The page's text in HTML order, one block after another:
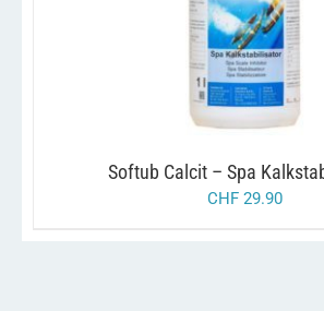
IN DEN WARENKORB /
Softub Calcit – Spa
CHF29.90